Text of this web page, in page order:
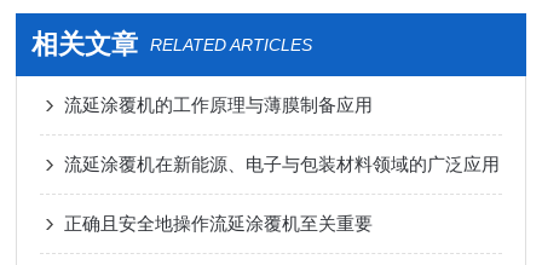
相关文章 RELATED ARTICLES
流延涂覆机的工作原理与薄膜制备应用
流延涂覆机在新能源、电子与包装材料领域的广泛应用
正确且安全地操作流延涂覆机至关重要